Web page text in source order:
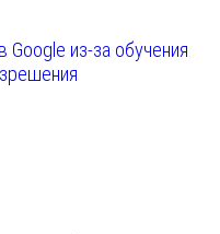
Google из‑за обучения